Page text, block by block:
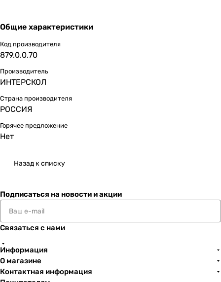
Общие характеристики
Код производителя
879.0.0.70
Производитель
ИНТЕРСКОЛ
Страна производителя
РОССИЯ
Горячее предложение
Нет
Назад к списку
Подписаться на новости и акции
Связаться с нами
Информация
О магазине
Контактная информация